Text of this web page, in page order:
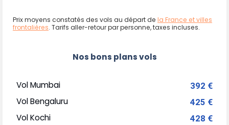
Prix moyens constatés des vols au départ de la France et villes
frontalières. Tarifs aller-retour par personne, taxes incluses.
Nos bons plans vols
Vol Mumbai 392 €
Vol Bengaluru 425 €
Vol Kochi 428 €